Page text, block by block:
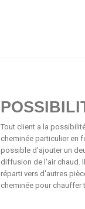
Tout client a la
cheminée particulier en
possible d'ajouter un
diffusion de l'air chaud.
réparti vers d'autres
cheminée pour chauffer